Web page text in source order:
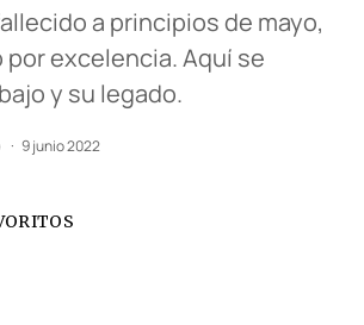
a principios de mayo,
excelencia. Aquí se
y su legado.
9 junio 2022